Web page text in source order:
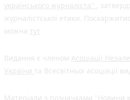
українського журналіста" ,
журналістської етики.
можна тут
Видання є членом Асоціації
України та Всесвітньої асоціації
Матеріали з позначками "Новини